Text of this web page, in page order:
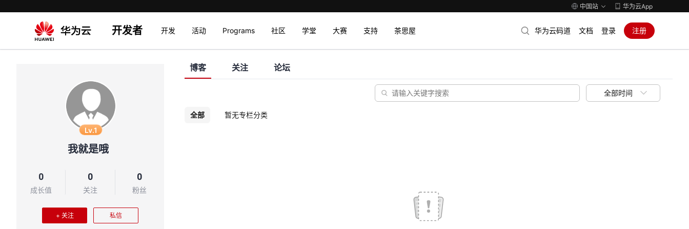
中国站 华为云App
开发者 开发 活动 Programs 社区 学堂 大赛 支持 茶思屋 华为云码道 文档 登录 注册
Lv.1
我就是哦
0
成长值
0
关注
0
粉丝
+ 关注 私信
博客 关注 论坛
全部时间
全部 暂无专栏分类